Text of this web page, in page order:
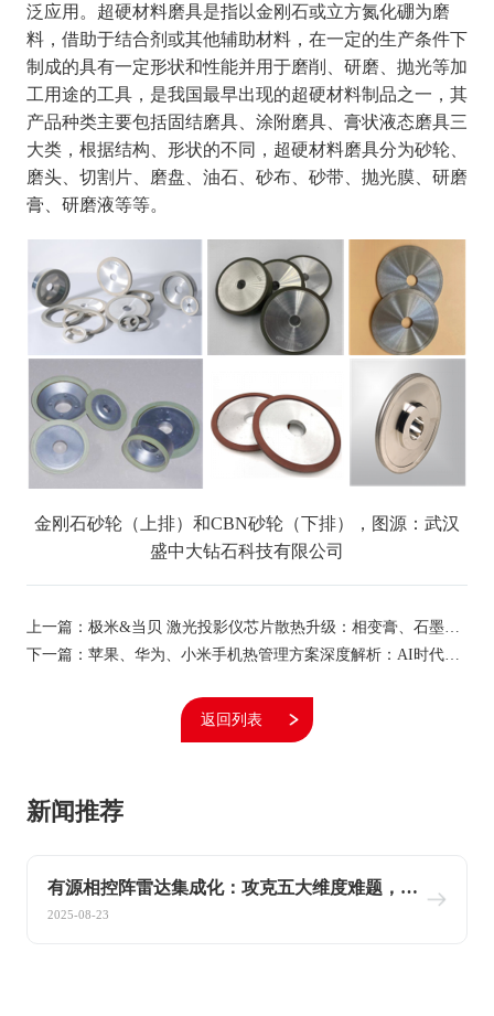
泛应用。超硬材料磨具是指以金刚石或立方氮化硼为磨
料，借助于结合剂或其他辅助材料，在一定的生产条件下
制成的具有一定形状和性能并用于磨削、研磨、抛光等加
工用途的工具，是我国最早出现的超硬材料制品之一，其
产品种类主要包括固结磨具、涂附磨具、膏状液态磨具三
大类，根据结构、形状的不同，超硬材料磨具分为砂轮、
磨头、切割片、磨盘、油石、砂布、砂带、抛光膜、研磨
膏、研磨液等等。
金刚石砂轮（上排）和CBN砂轮（下排），图源：武汉
盛中大钻石科技有限公司
上一篇：极米&当贝 激光投影仪芯片散热升级：相变膏、石墨烯
垫片能替代硅脂吗？
下一篇：苹果、华为、小米手机热管理方案深度解析：AI时代散
返回列表
新闻推荐
有源相控阵雷达集成化：攻克五大维度难题，实
现 “小体积、高性能” 突破
2025-08-23